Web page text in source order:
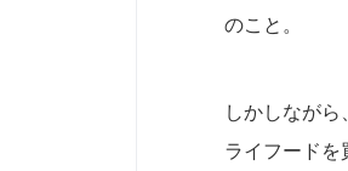
のこと。
しかしなが
ライフード